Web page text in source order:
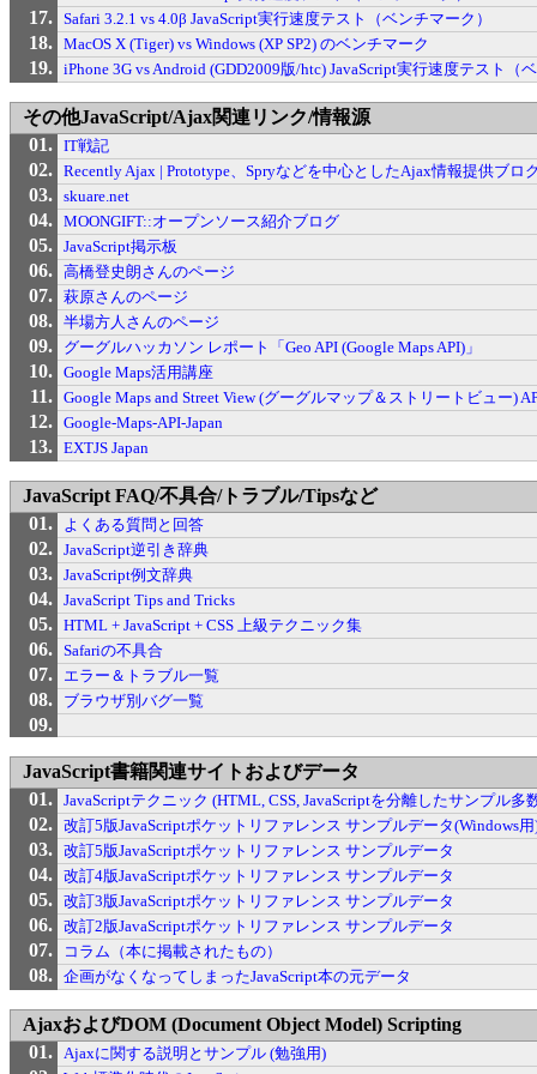
Safari 3.2.1 vs 4.0β JavaScript実行速度テスト（ベンチマーク）
MacOS X (Tiger) vs Windows (XP SP2) のベンチマーク
iPhone 3G vs Android (GDD2009版/htc) JavaScript実行速度テスト（
その他JavaScript/Ajax関連リンク/情報源
IT戦記
Recently Ajax | Prototype、Spryなどを中心としたAjax情報提供ブロ
skuare.net
MOONGIFT::オープンソース紹介ブログ
JavaScript掲示板
高橋登史朗さんのページ
萩原さんのページ
半場方人さんのページ
グーグルハッカソン レポート「Geo API (Google Maps API)」
Google Maps活用講座
Google Maps and Street View (グーグルマップ＆ストリートビュー)
Google-Maps-API-Japan
EXTJS Japan
JavaScript FAQ/不具合/トラブル/Tipsなど
よくある質問と回答
JavaScript逆引き辞典
JavaScript例文辞典
JavaScript Tips and Tricks
HTML + JavaScript + CSS 上級テクニック集
Safariの不具合
エラー＆トラブル一覧
ブラウザ別バグ一覧
JavaScript書籍関連サイトおよびデータ
JavaScriptテクニック (HTML, CSS, JavaScriptを分離したサンプル多数
改訂5版JavaScriptポケットリファレンス サンプルデータ(Windows用
改訂5版JavaScriptポケットリファレンス サンプルデータ
改訂4版JavaScriptポケットリファレンス サンプルデータ
改訂3版JavaScriptポケットリファレンス サンプルデータ
改訂2版JavaScriptポケットリファレンス サンプルデータ
コラム（本に掲載されたもの）
企画がなくなってしまったJavaScript本の元データ
AjaxおよびDOM (Document Object Model) Scripting
Ajaxに関する説明とサンプル (勉強用)